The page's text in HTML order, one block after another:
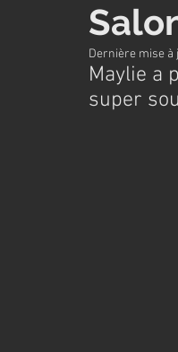
Dernière mise à
Maylie a
super